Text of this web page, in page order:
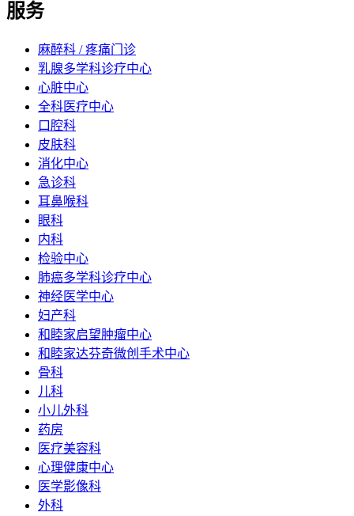
服务
麻醉科 / 疼痛门诊
乳腺多学科诊疗中心
心脏中心
全科医疗中心
口腔科
皮肤科
消化中心
急诊科
耳鼻喉科
眼科
内科
检验中心
肺癌多学科诊疗中心
神经医学中心
妇产科
和睦家启望肿瘤中心
和睦家达芬奇微创手术中心
骨科
儿科
小儿外科
药房
医疗美容科
心理健康中心
医学影像科
外科